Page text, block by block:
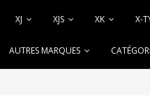
XJ XJS XK X-
AUTRES MARQUES